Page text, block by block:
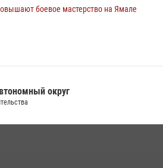
боевое мастерство на Ямале
войска правопорядка на охране
Германии (видео)
округ